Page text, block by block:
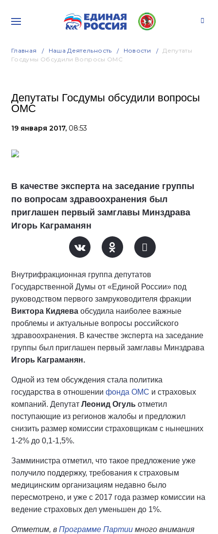
Главная Наша Деятельность Новости
Депутаты
Госдумы Обсудили Вопросы ОМС
Депутаты Госдумы обсудили вопросы
ОМС
19 января 2017, 08:53
В качестве эксперта на заседание группы
по вопросам здравоохранения был
приглашен первый замглавы Минздрава
Игорь Каграманян
Внутрифракционная группа депутатов
Государственной Думы от «Единой России» под
руководством первого замруководителя фракции
Виктора Кидяева обсудила наиболее важные
проблемы и актуальные вопросы российского
здравоохранения. В качестве эксперта на заседание
группы был приглашен первый замглавы Минздрава
Игорь Каграманян.
Одной из тем обсуждения стала политика
государства в отношении фонда ОМС и страховых
компаний. Депутат Леонид Огуль отметил
поступающие из регионов жалобы и предложил
снизить размер комиссии страховщикам с нынешних
1-2% до 0,1-1,5%.
Замминистра отметил, что такое предложение уже
получило поддержку, требования к страховым
медицинским организациям недавно было
пересмотрено, и уже с 2017 года размер комиссии на
ведение страховых дел уменьшен до 1%.
Отметим, в Программе Партии много внимания